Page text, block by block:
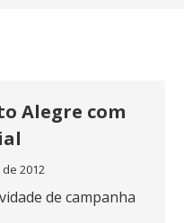
Alegre com
2012
de campanha